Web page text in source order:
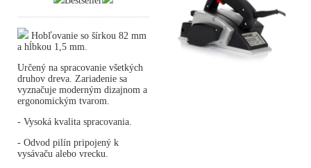
Hobľovanie so šírkou 82 mm
a hĺbkou 1,5 mm.
Určený na spracovanie všetkých
druhov dreva. Zariadenie sa
vyznačuje moderným dizajnom a
ergonomickým tvarom.
- Vysoká kvalita spracovania.
- Odvod pilín pripojený k
vysávaču alebo vrecku.